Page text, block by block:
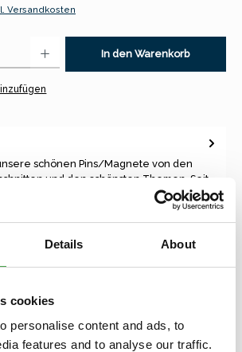
Details About
cookies
personalise content and ads, to
features and to analyse our traffic.
Versandkosten
In den Warenkorb
schönen Pins/Magnete von den
und den schönsten Themen. Seit